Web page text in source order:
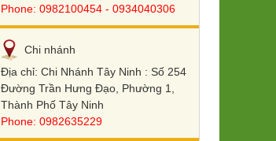
Phone: 0982100454 - 0934040306
Chi nhánh
Địa chỉ: Chi Nhánh Tây Ninh : Số 254
Đường Trần Hưng Đạo, Phường 1,
Thành Phố Tây Ninh
Phone: 0982635229